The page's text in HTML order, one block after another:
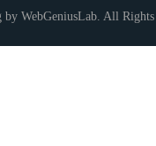
WebGeniusLab. All Rights